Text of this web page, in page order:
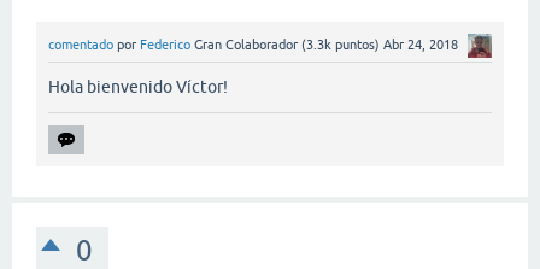
comentado por Federico Gran Colaborador (3.3k puntos) Abr 24, 2018
Hola bienvenido Víctor!
0